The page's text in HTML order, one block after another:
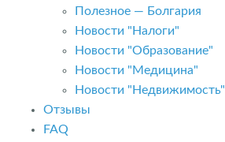
Полезное — Болгария
Новости "Налоги"
Новости "Образование"
Новости "Медицина"
Новости "Недвижимость"
Отзывы
FAQ